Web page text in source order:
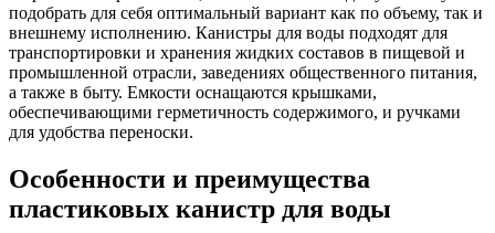
подобрать для себя оптимальный вариант как по объему, так и
внешнему исполнению. Канистры для воды подходят для
транспортировки и хранения жидких составов в пищевой и
промышленной отрасли, заведениях общественного питания,
а также в быту. Емкости оснащаются крышками,
обеспечивающими герметичность содержимого, и ручками
для удобства переноски.
Особенности и преимущества
пластиковых канистр для воды